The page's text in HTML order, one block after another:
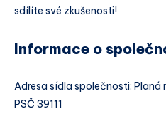
sdílíte své zkušenosti!
Informace o
Adresa sídla společnosti: Planá
PSČ 39111